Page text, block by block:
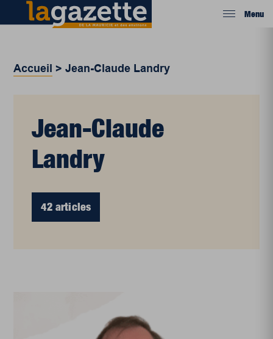
Menu
Accueil >Jean-Claude Landry
Jean-Claude
Landry
42 articles